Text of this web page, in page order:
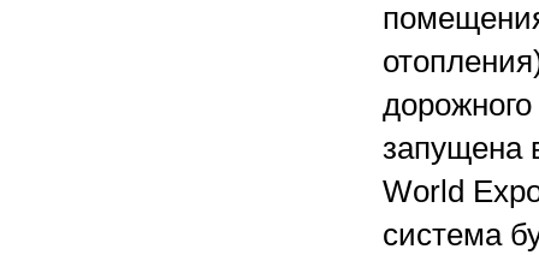
запущена
World
cистема